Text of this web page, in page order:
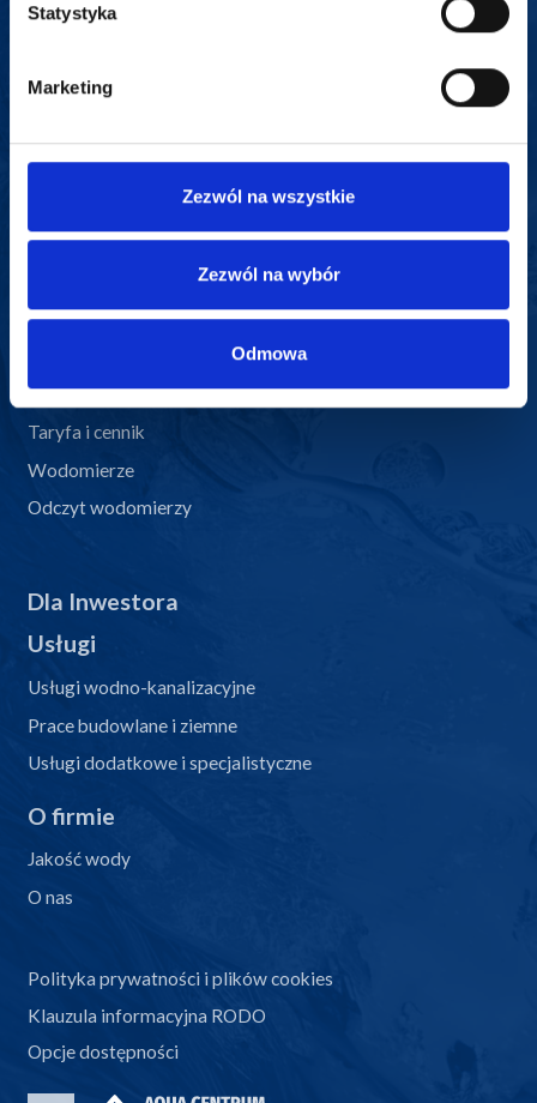
Statystyka
Marketing
Zezwól na wszystkie
Zezwól na wybór
Odmowa
ul. Leśna 12, 83-050 Kolbudy
Biuro Obsługi Klienta
eBOK – Elektroniczne Biuro Obsługi Klienta
E-faktura
Regulaminy
Taryfa i cennik
Wodomierze
Odczyt wodomierzy
Dla Inwestora
Usługi
Usługi wodno-kanalizacyjne
Prace budowlane i ziemne
Usługi dodatkowe i specjalistyczne
O firmie
Jakość wody
O nas
Polityka prywatności i plików cookies
Klauzula informacyjna RODO
Opcje dostępności